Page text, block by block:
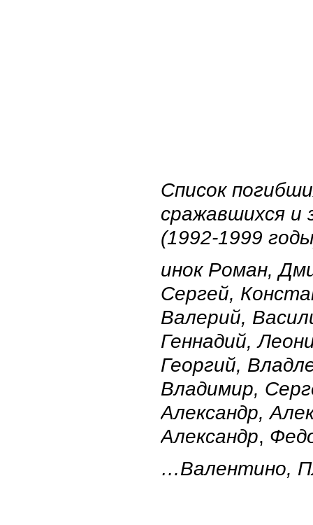
Список
сражавшихся и
(1992-1999
инок Роман,
Сергей,
Валерий,
Геннадий,
Георгий,
Владимир,
Александр,
Александр,
…Валентино,